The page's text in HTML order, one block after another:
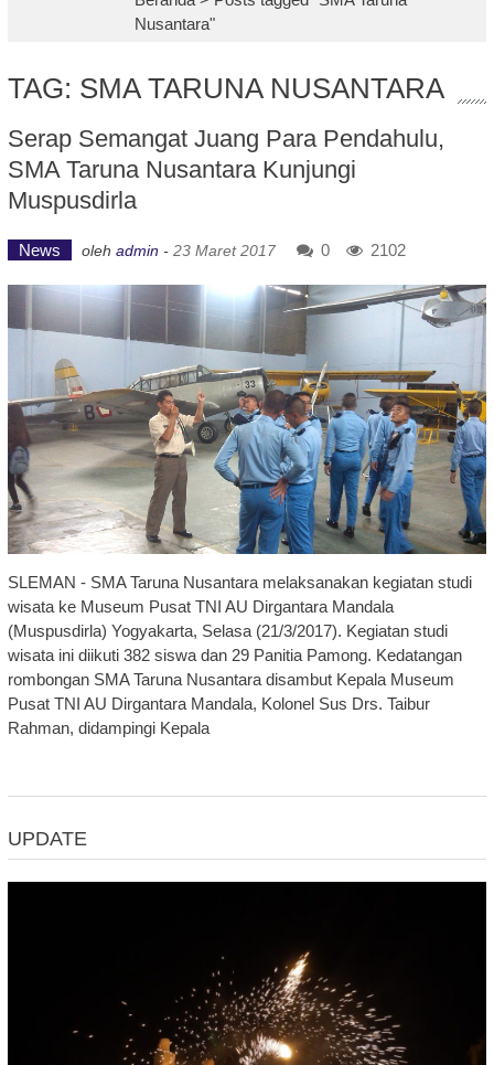
Nusantara"
TAG: SMA TARUNA NUSANTARA
Serap Semangat Juang Para Pendahulu,
SMA Taruna Nusantara Kunjungi
Muspusdirla
News oleh admin - 23 Maret 2017 0 2102
SLEMAN - SMA Taruna Nusantara melaksanakan kegiatan studi
wisata ke Museum Pusat TNI AU Dirgantara Mandala
(Muspusdirla) Yogyakarta, Selasa (21/3/2017). Kegiatan studi
wisata ini diikuti 382 siswa dan 29 Panitia Pamong. Kedatangan
rombongan SMA Taruna Nusantara disambut Kepala Museum
Pusat TNI AU Dirgantara Mandala, Kolonel Sus Drs. Taibur
Rahman, didampingi Kepala
UPDATE